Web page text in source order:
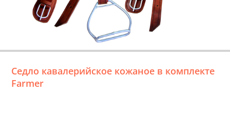
Седло кавалерийское кожаное в комплекте
Farmer